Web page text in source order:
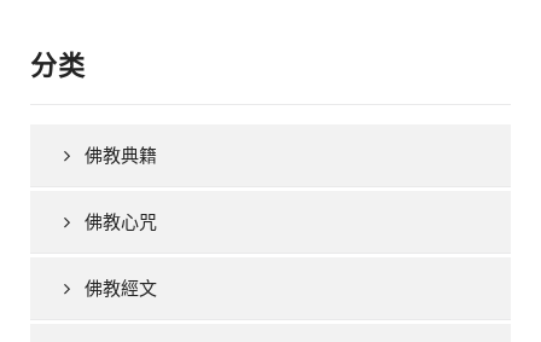
分类
佛教典籍
佛教心咒
佛教經文